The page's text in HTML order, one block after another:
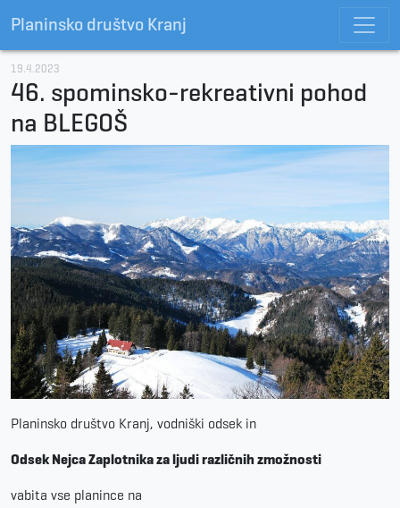
Planinsko društvo Kranj
19.4.2023
46. spominsko-rekreativni pohod
na BLEGOŠ
Planinsko društvo Kranj, vodniški odsek in
Odsek Nejca Zaplotnika za ljudi različnih zmožnosti
vabita vse planince na